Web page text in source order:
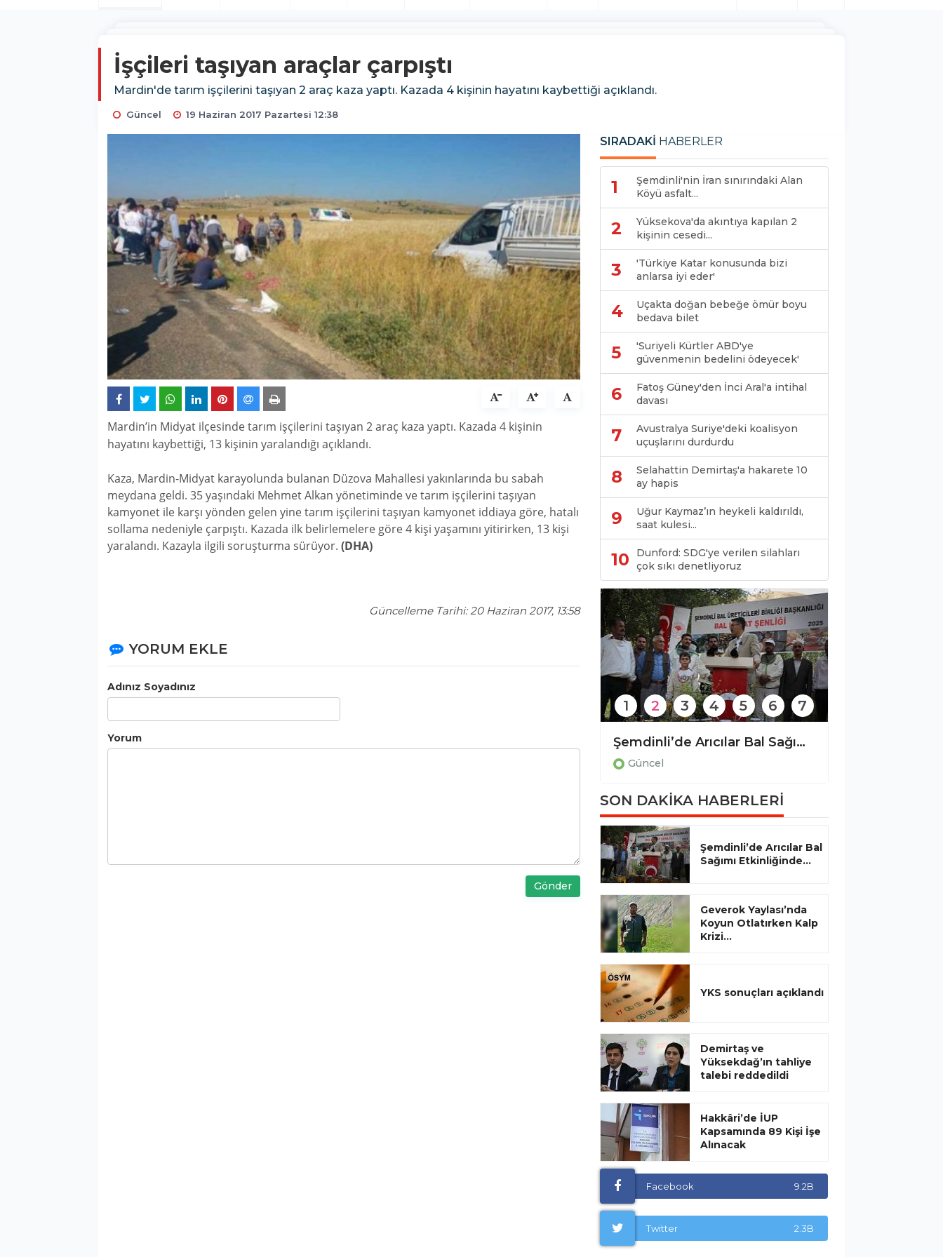
İşçileri taşıyan araçlar çarpıştı
Mardin'de tarım işçilerini taşıyan 2 araç kaza yaptı. Kazada 4 kişinin hayatını kaybettiği açıklandı.
Güncel 19 Haziran 2017 Pazartesi 12:38
Mardin’in Midyat ilçesinde tarım işçilerini taşıyan 2 araç kaza yaptı. Kazada 4 kişinin
hayatını kaybettiği, 13 kişinin yaralandığı açıklandı.
Kaza, Mardin-Midyat karayolunda bulanan Düzova Mahallesi yakınlarında bu sabah
meydana geldi. 35 yaşındaki Mehmet Alkan yönetiminde ve tarım işçilerini taşıyan
kamyonet ile karşı yönden gelen yine tarım işçilerini taşıyan kamyonet iddiaya göre, hatalı
sollama nedeniyle çarpıştı. Kazada ilk belirlemelere göre 4 kişi yaşamını yitirirken, 13 kişi
yaralandı. Kazayla ilgili soruşturma sürüyor. (DHA)
Güncelleme Tarihi: 20 Haziran 2017, 13:58
YORUM EKLE
Adınız Soyadınız
Yorum
Gönder
SIRADAKİ HABERLER
1
Şemdinli'nin İran sınırındaki Alan
Köyü asfalt...
2
Yüksekova'da akıntıya kapılan 2
kişinin cesedi...
3
'Türkiye Katar konusunda bizi
anlarsa iyi eder'
4
Uçakta doğan bebeğe ömür boyu
bedava bilet
5
'Suriyeli Kürtler ABD'ye
güvenmenin bedelini ödeyecek'
6
Fatoş Güney'den İnci Aral'a intihal
davası
7
Avustralya Suriye'deki koalisyon
uçuşlarını durdurdu
8
Selahattin Demirtaş'a hakarete 10
ay hapis
9
Uğur Kaymaz’ın heykeli kaldırıldı,
saat kulesi...
10
Dunford: SDG'ye verilen silahları
çok sıkı denetliyoruz
Şemdinli’de Arıcılar Bal Sağımı Etkinliğinde Bir Araya Geldi
Güncel
1 2 3 4 5 6 7
SON DAKİKA HABERLERİ
Şemdinli’de Arıcılar Bal
Sağımı Etkinliğinde...
Geverok Yaylası’nda
Koyun Otlatırken Kalp
Krizi...
YKS sonuçları açıklandı
Demirtaş ve
Yüksekdağ’ın tahliye
talebi reddedildi
Hakkâri’de İUP
Kapsamında 89 Kişi İşe
Alınacak
Facebook 9.2B
Twitter 2.3B